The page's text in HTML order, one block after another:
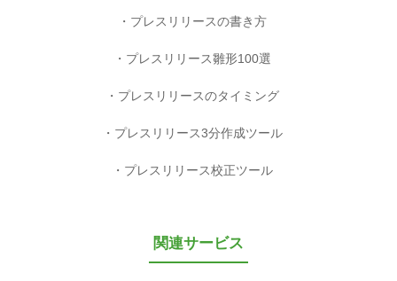
プレスリリースの書き方
プレスリリース雛形100選
プレスリリースのタイミング
プレスリリース3分作成ツール
プレスリリース校正ツール
関連サービス